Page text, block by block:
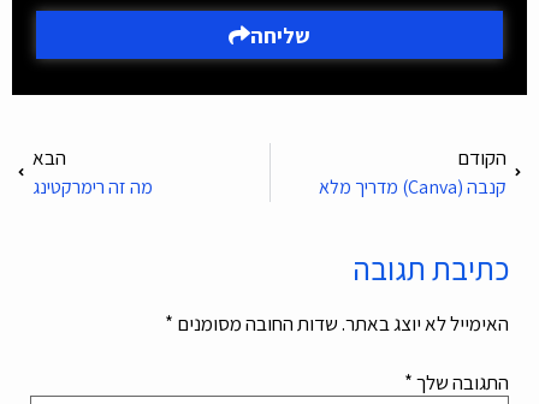
שליחה
הקודם
קנבה (Canva) מדריך מלא
הבא
מה זה רימרקטינג
כתיבת תגובה
האימייל לא יוצג באתר.שדות החובה מסומנים *
התגובה שלך*